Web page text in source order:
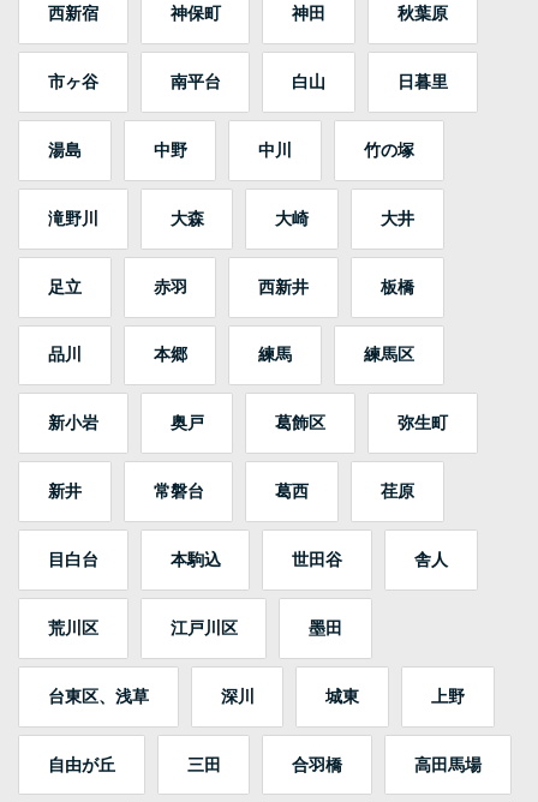
西新宿 神保町 神田 秋葉原
市ヶ谷 南平台 白山 日暮里
湯島 中野 中川 竹の塚
滝野川 大森 大崎 大井
足立 赤羽 西新井 板橋
品川 本郷 練馬 練馬区
新小岩 奥戸 葛飾区 弥生町
新井 常磐台 葛西 荏原
目白台 本駒込 世田谷 舎人
荒川区 江戸川区 墨田
台東区、浅草 深川 城東 上野
自由が丘 三田 合羽橋 高田馬場